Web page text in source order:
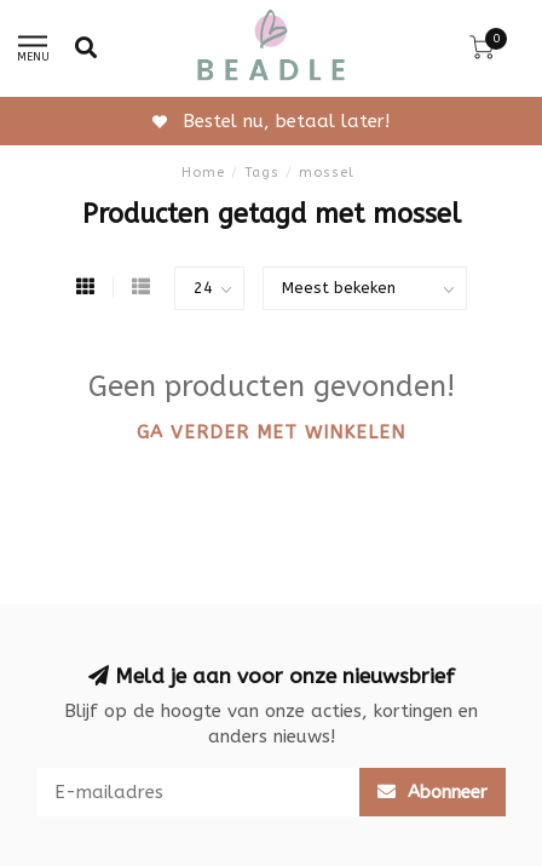
MENU
0
Bestel nu, betaal later!
Home / Tags / mossel
Producten getagd met mossel
Geen producten gevonden!
GA VERDER MET WINKELEN
Meld je aan voor onze nieuwsbrief
Blijf op de hoogte van onze acties, kortingen en
anders nieuws!
Abonneer